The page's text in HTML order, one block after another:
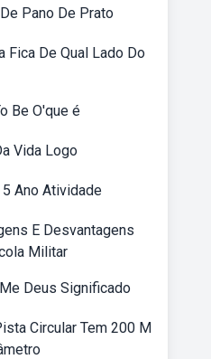
Pano De Prato
Fica De Qual Lado Do
Be O'que é
Vida Logo
Ano Atividade
E Desvantagens
Militar
Deus Significado
Circular Tem 200 M